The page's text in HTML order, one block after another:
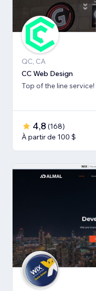
QC, CA
CC Web Design
Top of the line
4,8 (168)
À partir de 100 $